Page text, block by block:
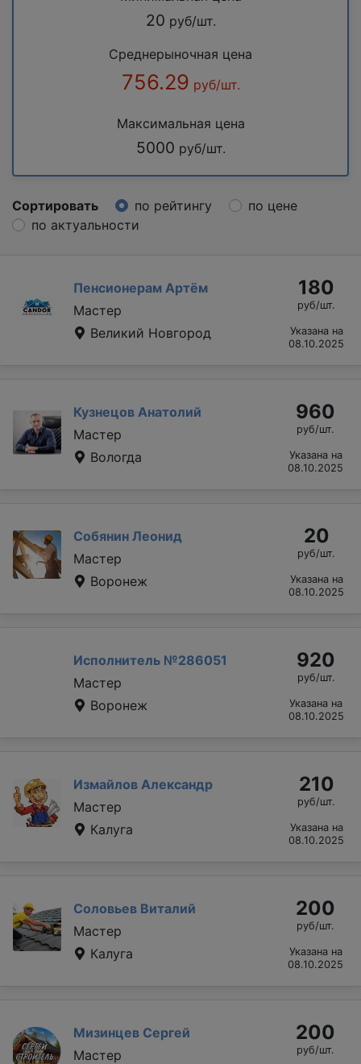
20 руб/шт.
Среднерыночная цена
756.29 руб/шт.
Максимальная цена
5000 руб/шт.
Сортировать по рейтингу
по цене
по актуальности
Пенсионерам Артём
Мастер
Великий Новгород
180
руб/шт.
Указана на
08.10.2025
Кузнецов Анатолий
Мастер
Вологда
960
руб/шт.
Указана на
08.10.2025
Собянин Леонид
Мастер
Воронеж
20
руб/шт.
Указана на
08.10.2025
Исполнитель №286051
Мастер
Воронеж
920
руб/шт.
Указана на
08.10.2025
Измайлов Александр
Мастер
Калуга
210
руб/шт.
Указана на
08.10.2025
Соловьев Виталий
Мастер
Калуга
200
руб/шт.
Указана на
08.10.2025
Мизинцев Сергей
Мастер
200
руб/шт.